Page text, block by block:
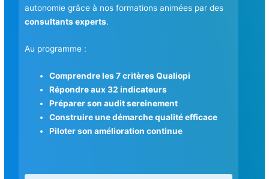
autonomie grâce à nos formations animées par des
consultants experts.
Au programme :
Comprendre les 7 critères Qualiopi
Répondre aux 32 indicateurs
Préparer son audit sereinement
Construire une démarche qualité efficace
Piloter son amélioration continue